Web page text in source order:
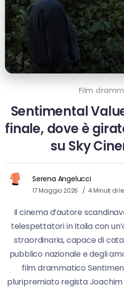
Film
Sentimental
finale, dove è
su Sky
Serena Angelucci
17 Maggio 2026 4 Minuti di
Il cinema d’autore
telespettatori in Italia con
straordinaria, capace di
pubblico nazionale e degli
film drammatico
pluripremiato regista